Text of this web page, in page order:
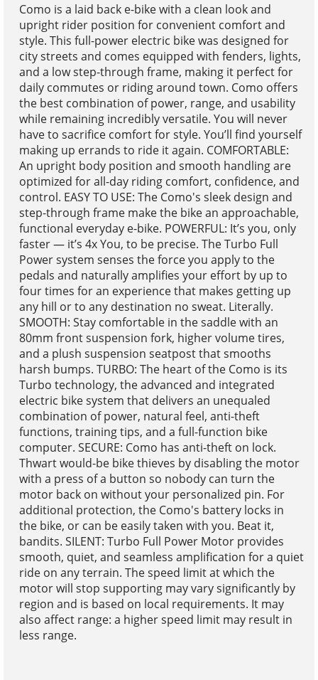
Como is a laid back e-bike with a clean look and
upright rider position for convenient comfort and
style. This full-power electric bike was designed for
city streets and comes equipped with fenders, lights,
and a low step-through frame, making it perfect for
daily commutes or riding around town. Como offers
the best combination of power, range, and usability
while remaining incredibly versatile. You will never
have to sacrifice comfort for style. You’ll find yourself
making up errands to ride it again. COMFORTABLE:
An upright body position and smooth handling are
optimized for all-day riding comfort, confidence, and
control. EASY TO USE: The Como's sleek design and
step-through frame make the bike an approachable,
functional everyday e-bike. POWERFUL: It’s you, only
faster — it’s 4x You, to be precise. The Turbo Full
Power system senses the force you apply to the
pedals and naturally amplifies your effort by up to
four times for an experience that makes getting up
any hill or to any destination no sweat. Literally.
SMOOTH: Stay comfortable in the saddle with an
80mm front suspension fork, higher volume tires,
and a plush suspension seatpost that smooths
harsh bumps. TURBO: The heart of the Como is its
Turbo technology, the advanced and integrated
electric bike system that delivers an unequaled
combination of power, natural feel, anti-theft
functions, training tips, and a full-function bike
computer. SECURE: Como has anti-theft on lock.
Thwart would-be bike thieves by disabling the motor
with a press of a button so nobody can turn the
motor back on without your personalized pin. For
additional protection, the Como's battery locks in
the bike, or can be easily taken with you. Beat it,
bandits. SILENT: Turbo Full Power Motor provides
smooth, quiet, and seamless amplification for a quiet
ride on any terrain. The speed limit at which the
motor will stop supporting may vary significantly by
region and is based on local requirements. It may
also affect range: a higher speed limit may result in
less range.